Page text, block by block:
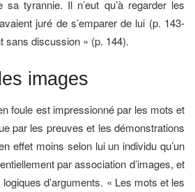
tyrannie. Il n’eut qu’à regarder les
juré de s’emparer de lui (p. 143-
sans discussion » (p. 144).
images
foule est impressionné par les mots et
par les preuves et les démonstrations
effet moins selon lui un individu qu’un
par association d’images, et
d’arguments. « Les mots et les